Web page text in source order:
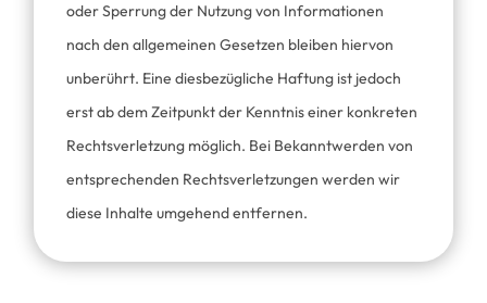
oder Sperrung der Nutzung von Informationen
nach den allgemeinen Gesetzen bleiben hiervon
unberührt. Eine diesbezügliche Haftung ist jedoch
erst ab dem Zeitpunkt der Kenntnis einer konkreten
Rechtsverletzung möglich. Bei Bekanntwerden von
entsprechenden Rechtsverletzungen werden wir
diese Inhalte umgehend entfernen.